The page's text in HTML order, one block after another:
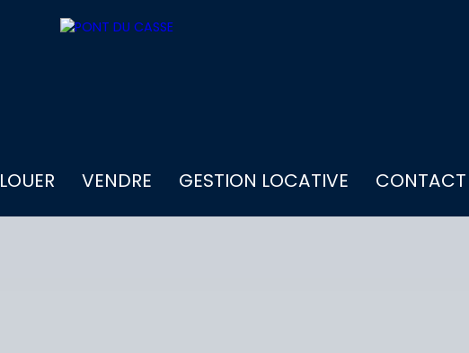
LOUER VENDRE GESTION LOCATIVE CONTACT